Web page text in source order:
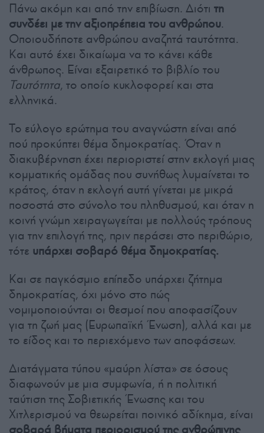
Πάνω ακόμη και από την επιβίωση. Διότι τη
συνδέει με την αξιοπρέπεια του ανθρώπου.
Οποιουδήποτε ανθρώπου αναζητά ταυτότητα.
Και αυτό έχει δικαίωμα να το κάνει κάθε
άνθρωπος. Είναι εξαιρετικό το βιβλίο του
Ταυτότητα, το οποίο κυκλοφορεί και στα
ελληνικά.
Το εύλογο ερώτημα του αναγνώστη είναι από
πού προκύπτει θέμα δημοκρατίας. Όταν η
διακυβέρνηση έχει περιοριστεί στην εκλογή μιας
κομματικής ομάδας που συνήθως λυμαίνεται το
κράτος, όταν η εκλογή αυτή γίνεται με μικρά
ποσοστά στο σύνολο του πληθυσμού, και όταν η
κοινή γνώμη χειραγωγείται με πολλούς τρόπους
για την επιλογή της, πριν περάσει στο περιθώριο,
τότε υπάρχει σοβαρό θέμα δημοκρατίας.
Και σε παγκόσμιο επίπεδο υπάρχει ζήτημα
δημοκρατίας, όχι μόνο στο πώς
νομιμοποιούνται οι θεσμοί που αποφασίζουν
για τη ζωή μας (Ευρωπαϊκή Ένωση), αλλά και με
το είδος και το περιεχόμενο των αποφάσεων.
Διατάγματα τύπου «μαύρη λίστα» σε όσους
διαφωνούν με μια συμφωνία, ή η πολιτική
ταύτιση της Σοβιετικής Ένωσης και του
Χιτλερισμού να θεωρείται ποινικό αδίκημα, είναι
σοβαρά βήματα περιορισμού της ανθρώπινης